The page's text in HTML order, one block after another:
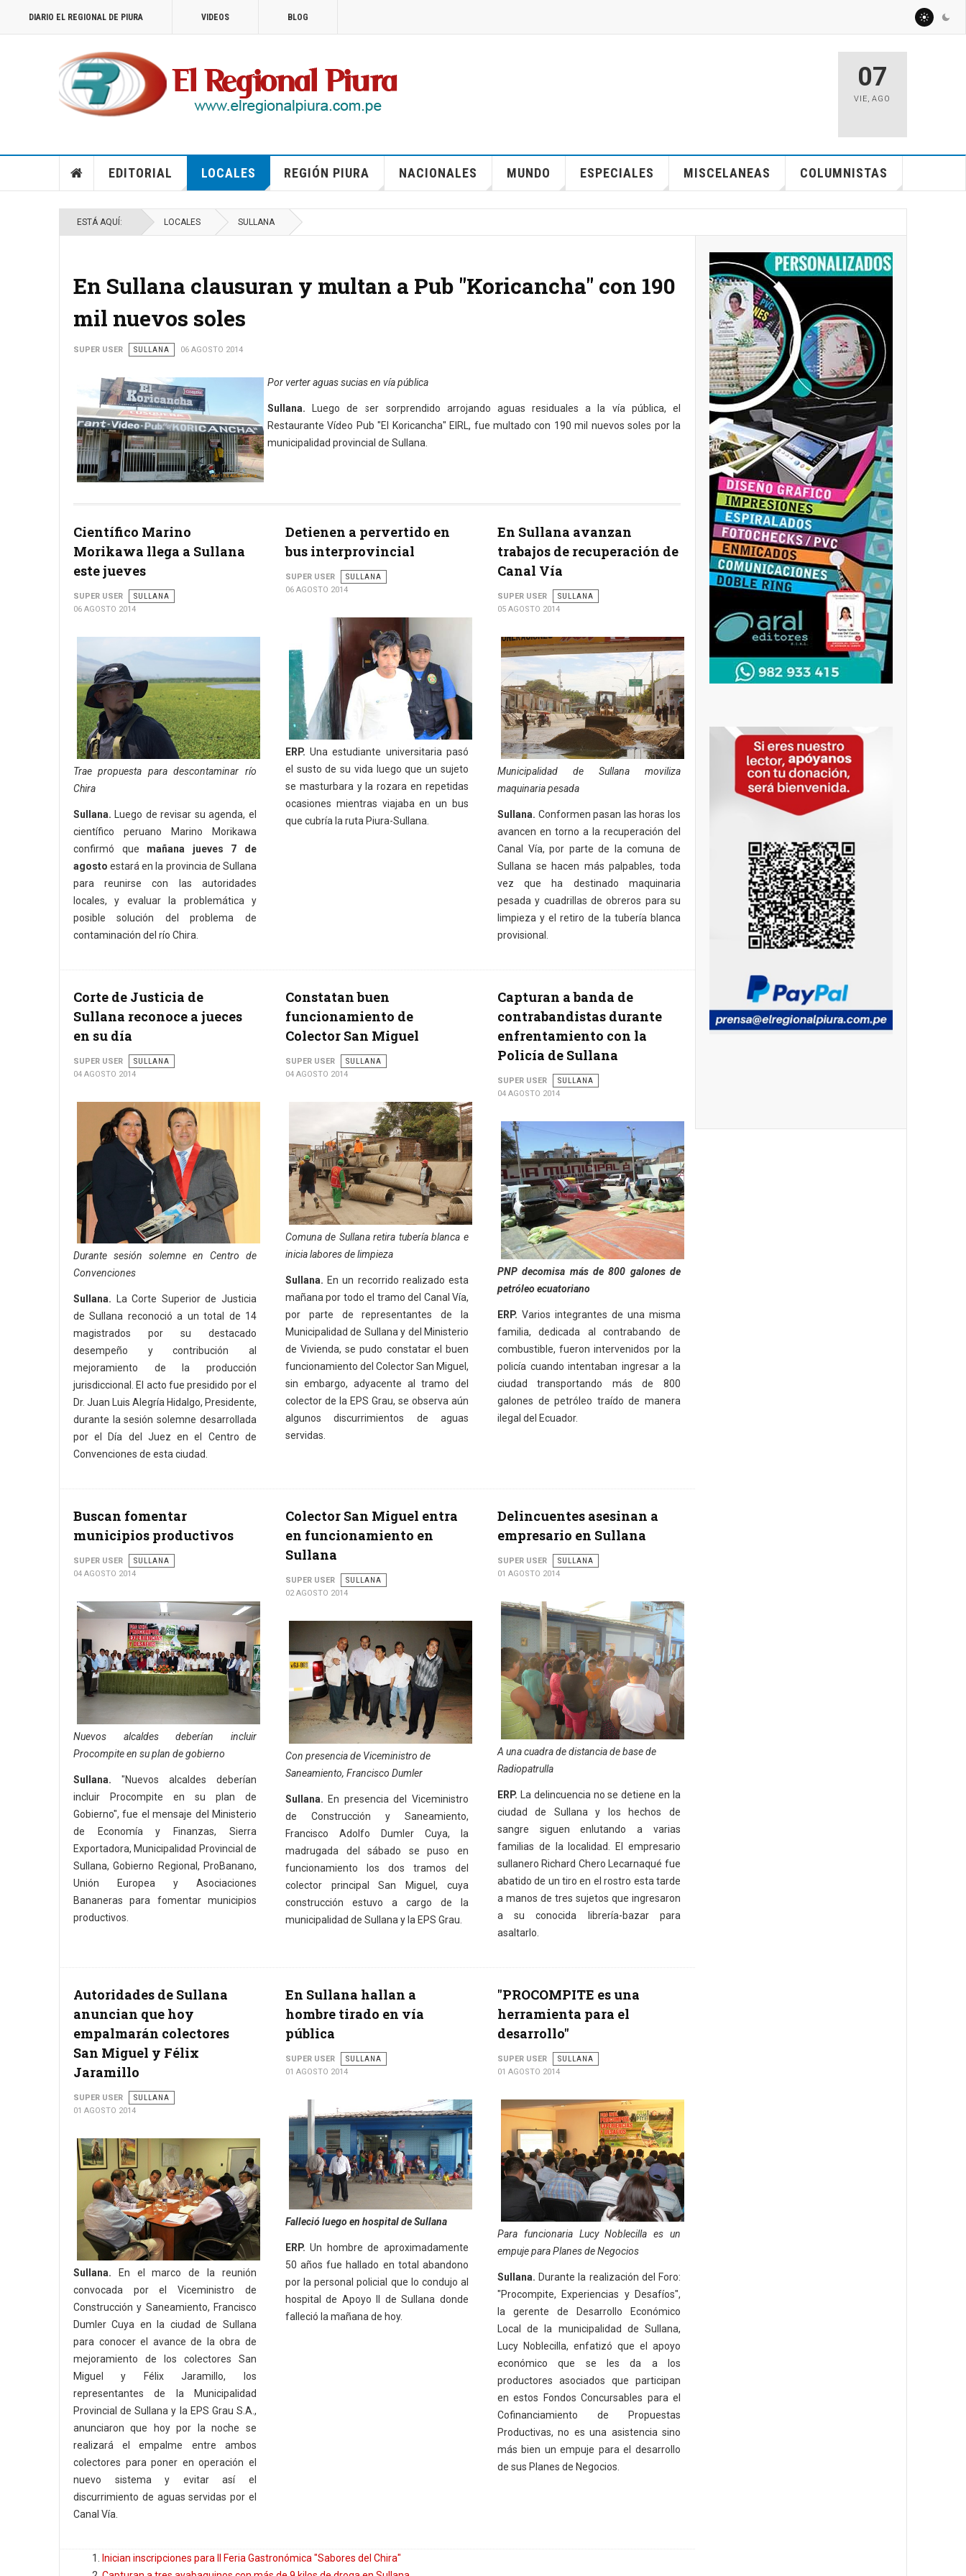
DIARIO EL REGIONAL DE PIURA VIDEOS BLOG
07
VIE,AGO
EDITORIAL LOCALES REGIÓN PIURA NACIONALES MUNDO ESPECIALES MISCELANEAS COLUMNISTAS
ESTÁ AQUÍ: LOCALES SULLANA
En Sullana clausuran y multan a Pub "Koricancha" con 190
mil nuevos soles
SUPER USER SULLANA 06 AGOSTO 2014
Por verter aguas sucias en vía pública
Sullana. Luego de ser sorprendido arrojando aguas residuales a la vía pública, el
Restaurante Vídeo Pub "El Koricancha" EIRL, fue multado con 190 mil nuevos soles por la
municipalidad provincial de Sullana.
Científico Marino
Morikawa llega a Sullana
este jueves
SUPER USER
SULLANA
06 AGOSTO 2014
Trae propuesta para descontaminar río
Chira
Sullana. Luego de revisar su agenda, el
científico peruano Marino Morikawa
confirmó que mañana jueves 7 de
agosto estará en la provincia de Sullana
para reunirse con las autoridades
locales, y evaluar la problemática y
posible solución del problema de
contaminación del río Chira.
Detienen a pervertido en
bus interprovincial
SUPER USER
SULLANA
06 AGOSTO 2014
ERP. Una estudiante universitaria pasó
el susto de su vida luego que un sujeto
se masturbara y la rozara en repetidas
ocasiones mientras viajaba en un bus
que cubría la ruta Piura-Sullana.
En Sullana avanzan
trabajos de recuperación de
Canal Vía
SUPER USER
SULLANA
05 AGOSTO 2014
Municipalidad de Sullana moviliza
maquinaria pesada
Sullana. Conformen pasan las horas los
avancen en torno a la recuperación del
Canal Vía, por parte de la comuna de
Sullana se hacen más palpables, toda
vez que ha destinado maquinaria
pesada y cuadrillas de obreros para su
limpieza y el retiro de la tubería blanca
provisional.
Corte de Justicia de
Sullana reconoce a jueces
en su día
SUPER USER
SULLANA
04 AGOSTO 2014
Durante sesión solemne en Centro de
Convenciones
Sullana. La Corte Superior de Justicia
de Sullana reconoció a un total de 14
magistrados por su destacado
desempeño y contribución al
mejoramiento de la producción
jurisdiccional. El acto fue presidido por el
Dr. Juan Luis Alegría Hidalgo, Presidente,
durante la sesión solemne desarrollada
por el Día del Juez en el Centro de
Convenciones de esta ciudad.
Constatan buen
funcionamiento de
Colector San Miguel
SUPER USER
SULLANA
04 AGOSTO 2014
Comuna de Sullana retira tubería blanca e
inicia labores de limpieza
Sullana. En un recorrido realizado esta
mañana por todo el tramo del Canal Vía,
por parte de representantes de la
Municipalidad de Sullana y del Ministerio
de Vivienda, se pudo constatar el buen
funcionamiento del Colector San Miguel,
sin embargo, adyacente al tramo del
colector de la EPS Grau, se observa aún
algunos discurrimientos de aguas
servidas.
Capturan a banda de
contrabandistas durante
enfrentamiento con la
Policía de Sullana
SUPER USER
SULLANA
04 AGOSTO 2014
PNP decomisa más de 800 galones de
petróleo ecuatoriano
ERP. Varios integrantes de una misma
familia, dedicada al contrabando de
combustible, fueron intervenidos por la
policía cuando intentaban ingresar a la
ciudad transportando más de 800
galones de petróleo traído de manera
ilegal del Ecuador.
Buscan fomentar
municipios productivos
SUPER USER
SULLANA
04 AGOSTO 2014
Nuevos alcaldes deberían incluir
Procompite en su plan de gobierno
Sullana. "Nuevos alcaldes deberían
incluir Procompite en su plan de
Gobierno", fue el mensaje del Ministerio
de Economía y Finanzas, Sierra
Exportadora, Municipalidad Provincial de
Sullana, Gobierno Regional, ProBanano,
Unión Europea y Asociaciones
Bananeras para fomentar municipios
productivos.
Colector San Miguel entra
en funcionamiento en
Sullana
SUPER USER
SULLANA
02 AGOSTO 2014
Con presencia de Viceministro de
Saneamiento, Francisco Dumler
Sullana. En presencia del Viceministro
de Construcción y Saneamiento,
Francisco Adolfo Dumler Cuya, la
madrugada del sábado se puso en
funcionamiento los dos tramos del
colector principal San Miguel, cuya
construcción estuvo a cargo de la
municipalidad de Sullana y la EPS Grau.
Delincuentes asesinan a
empresario en Sullana
SUPER USER
SULLANA
01 AGOSTO 2014
A una cuadra de distancia de base de
Radiopatrulla
ERP. La delincuencia no se detiene en la
ciudad de Sullana y los hechos de
sangre siguen enlutando a varias
familias de la localidad. El empresario
sullanero Richard Chero Lecarnaqué fue
abatido de un tiro en el rostro esta tarde
a manos de tres sujetos que ingresaron
a su conocida librería-bazar para
asaltarlo.
Autoridades de Sullana
anuncian que hoy
empalmarán colectores
San Miguel y Félix
Jaramillo
SUPER USER
SULLANA
01 AGOSTO 2014
Sullana. En el marco de la reunión
convocada por el Viceministro de
Construcción y Saneamiento, Francisco
Dumler Cuya en la ciudad de Sullana
para conocer el avance de la obra de
mejoramiento de los colectores San
Miguel y Félix Jaramillo, los
representantes de la Municipalidad
Provincial de Sullana y la EPS Grau S.A.,
anunciaron que hoy por la noche se
realizará el empalme entre ambos
colectores para poner en operación el
nuevo sistema y evitar así el
discurrimiento de aguas servidas por el
Canal Vía.
En Sullana hallan a
hombre tirado en vía
pública
SUPER USER
SULLANA
01 AGOSTO 2014
Falleció luego en hospital de Sullana
ERP. Un hombre de aproximadamente
50 años fue hallado en total abandono
por la personal policial que lo condujo al
hospital de Apoyo II de Sullana donde
falleció la mañana de hoy.
"PROCOMPITE es una
herramienta para el
desarrollo"
SUPER USER
SULLANA
01 AGOSTO 2014
Para funcionaria Lucy Noblecilla es un
empuje para Planes de Negocios
Sullana. Durante la realización del Foro:
"Procompite, Experiencias y Desafíos",
la gerente de Desarrollo Económico
Local de la municipalidad de Sullana,
Lucy Noblecilla, enfatizó que el apoyo
económico que se les da a los
productores asociados que participan
en estos Fondos Concursables para el
Cofinanciamiento de Propuestas
Productivas, no es una asistencia sino
más bien un empuje para el desarrollo
de sus Planes de Negocios.
Inician inscripciones para II Feria Gastronómica "Sabores del Chira"